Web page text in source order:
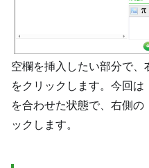
空欄を挿入したい部分で、
をクリックします。今回
を合わせた状態で、右側の
ックします。